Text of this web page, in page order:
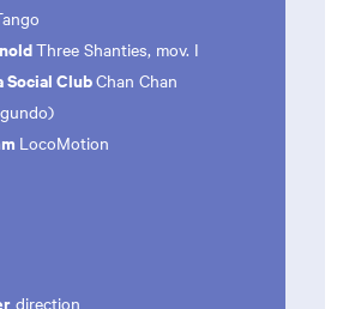
Three Shanties, mov. I
Social ClubChan Chan
LocoMotion
direction